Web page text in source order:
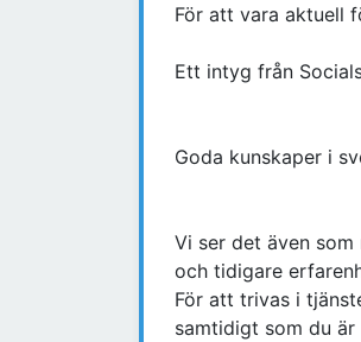
För att vara aktuell
Ett intyg från
Goda kunskaper i
Vi ser det även
och tidigare
För att trivas i
samtidigt som du